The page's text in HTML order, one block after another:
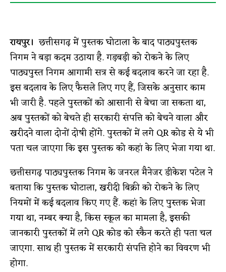
रायपुर।छत्तीसगढ़ में पुस्तक घोटाला के बाद पाठ्यपुस्तक
निगम ने बड़ा कदम उठाया है. गड़बड़ी को रोकने के लिए
पाठ्यपुस्त निगम आगामी सत्र से कई बदलाव करने जा रहा है.
इस बदलाव के लिए फैसले लिए गए हैं, जिसके अनुसार काम
भी जारी है. पहले पुस्तकों को आसानी से बेचा जा सकता था,
अब पुस्तकों को बेचते ही सरकारी संपत्ति को बेचने वाला और
खरीदने वाला दोनों दोषी होंगे. पुस्तकों में लगे QR कोड से ये भी
पता चल जाएगा कि इस पुस्तक को कहां के लिए भेजा गया था.
छत्तीसगढ़ पाठ्यपुस्तक निगम के जनरल मैनेजर डीकेश पटेल ने
बताया कि पुस्तक घोटाला, खरीदी बिक्री को रोकने के लिए
नियमों में कई बदलाव किए गए हैं. कहां के लिए पुस्तक भेजा
गया था, नम्बर क्या है, किस स्कूल का मामला है, इसकी
जानकारी पुस्तकों में लगे QR कोड को स्कैन करते ही पता चल
जाएगा. साथ ही पुस्तक में सरकारी संपत्ति होने का विवरण भी
होगा.